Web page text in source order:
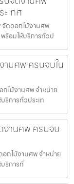
เทศ
จัดดอกไม้งานศพ
ร้อมให้บริการทั่วป
านศพ ครบจบใน
ไม้งานศพ จำหน่าย
ริการทั่วประเท
งานศพ ครบจบ
กไม้งานศพ จำหน่าย
ริการทั่